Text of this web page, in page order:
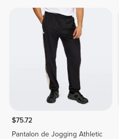
$75.72
Pantalon de Jogging Athletic